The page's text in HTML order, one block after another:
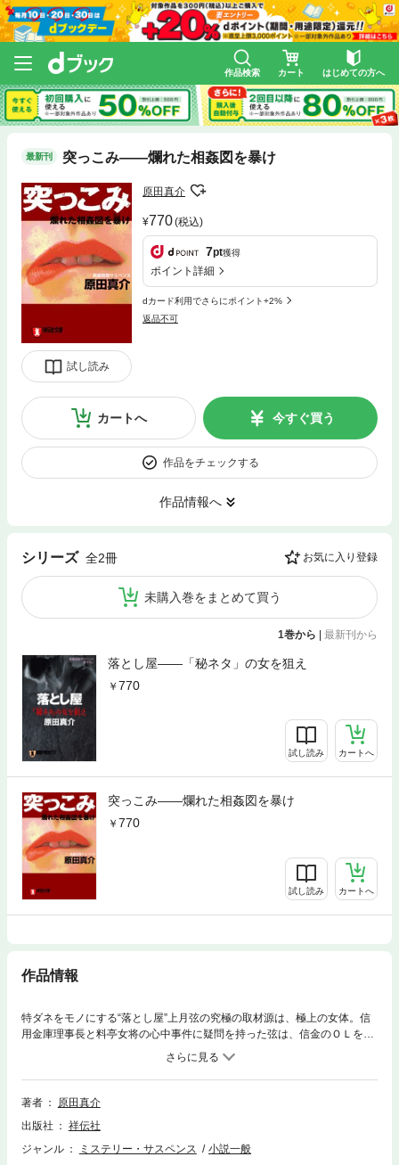
作品検索 カート はじめての方へ
最新刊 突っこみ——爛れた相姦図を暴け
試し読み
原田真介
770(税込)
7pt獲得
ポイント詳細
dカード利用でさらにポイント+2%
返品不可
カートへ 今すぐ買う
作品をチェックする
作品情報へ
シリーズ 全2冊 お気に入り登録
未購入巻をまとめて買う
1巻から | 最新刊から
落とし屋——「秘ネタ」の女を狙え
770
試し読み カートへ
突っこみ——爛れた相姦図を暴け
770
試し読み カートへ
作品情報
特ダネをモノにする“落とし屋”上月弦の究極の取材源は、極上の女体。信
用金庫理事長と料亭女将の心中事件に疑問を持った弦は、信金のＯＬを落
として真相を探った。直後、彼女はなぜか母親と心中！上月は、新たな標
的に向かって突っこみ取材を開始した！
著者
原田真介
出版社
祥伝社
ジャンル
ミステリー・サスペンス
小説一般